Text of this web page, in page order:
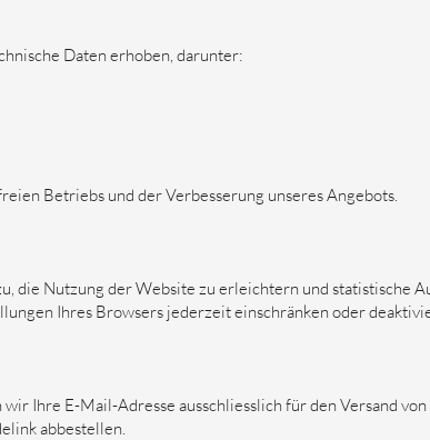
Daten erhoben, darunter:
Betriebs und der Verbesserung unseres Angebots.
die Nutzung der Website zu erleichtern und statistische
Ihres Browsers jederzeit einschränken oder
Ihre E-Mail-Adresse ausschliesslich für den Versand
abbestellen.